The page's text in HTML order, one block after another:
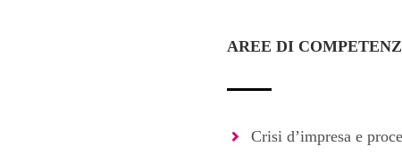
AREE DI
Crisi d’impresa e